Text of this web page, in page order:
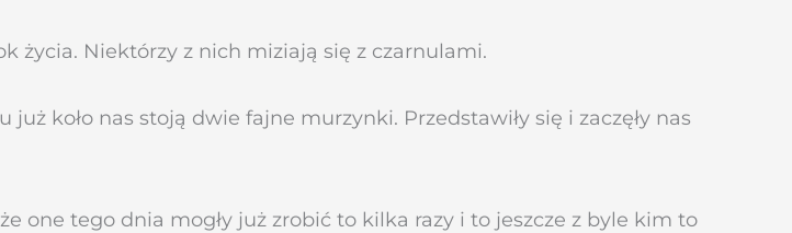
życia. Niektórzy z nich miziają się z czarnulami.
koło nas stoją dwie fajne murzynki. Przedstawiły się i zaczęły nas
one tego dnia mogły już zrobić to kilka razy i to jeszcze z byle kim to